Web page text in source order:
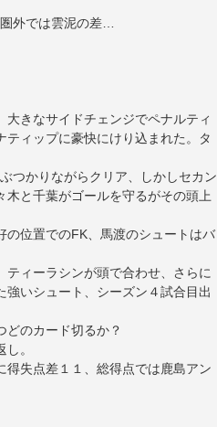
外では雲泥の差…
きなサイドチェンジでペナルティ
ィップに豪快にけり込まれた。タ
つかりながらクリア、しかしセカン
と千葉がゴールを守るがその頭上
位置でのFK、馬渡のシュートはバ
ィーラシンが頭で合わせ、さらに
強いシュート、シーズン４試合目出
どのカード切るか？
。
失点差１１、総得点では鹿島アン